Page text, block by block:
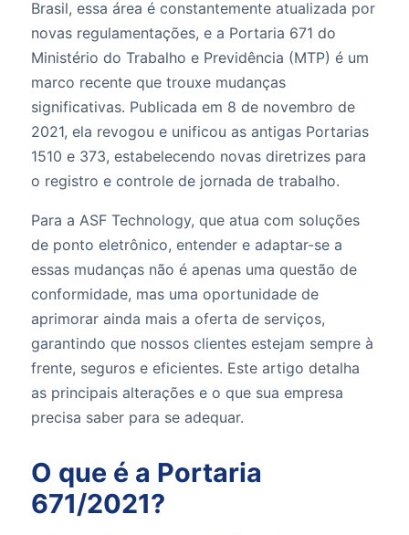
Brasil, essa área é constantemente atualizada por
novas regulamentações, e a Portaria 671 do
Ministério do Trabalho e Previdência (MTP) é um
marco recente que trouxe mudanças
significativas. Publicada em 8 de novembro de
2021, ela revogou e unificou as antigas Portarias
1510 e 373, estabelecendo novas diretrizes para
o registro e controle de jornada de trabalho.
Para a ASF Technology, que atua com soluções
de ponto eletrônico, entender e adaptar-se a
essas mudanças não é apenas uma questão de
conformidade, mas uma oportunidade de
aprimorar ainda mais a oferta de serviços,
garantindo que nossos clientes estejam sempre à
frente, seguros e eficientes. Este artigo detalha
as principais alterações e o que sua empresa
precisa saber para se adequar.
O que é a Portaria
671/2021?